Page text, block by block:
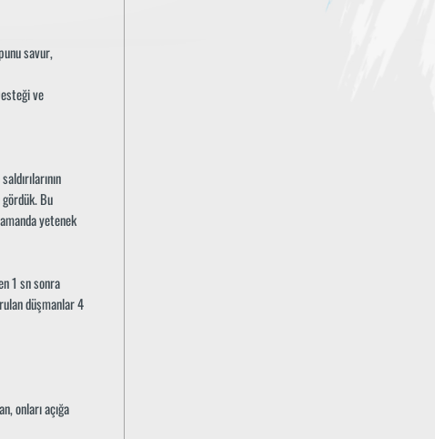
savur,
ve
Bu
yetenek
1 sn sonra
düşmanlar 4
onları açığa